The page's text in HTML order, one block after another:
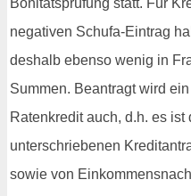
negativen Schufa-Eintrag
deshalb ebenso wenig in
Summen. Beantragt wird
Ratenkredit auch, d.h. es
unterschriebenen
sowie von